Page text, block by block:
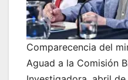
Comparecencia del
Aguad a la Comisión